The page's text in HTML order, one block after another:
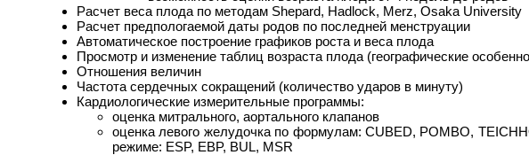
Расчет веса плода по методам Shepard, Hadlock, Merz, Osaka University
Расчет предпологаемой даты родов по последней менструации
Автоматическое построение графиков роста и веса плода
Просмотр и изменение таблиц возраста плода (географические
Отношения величин
Частота сердечных сокращений (количество ударов в минуту)
Кардиологические измерительные программы:
оценка митрального, аортального клапанов
оценка левого желудочка по формулам: CUBED, POMBO,
режиме: ESP, EBP, BUL, MSR